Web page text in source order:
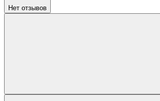
Нет отзывов